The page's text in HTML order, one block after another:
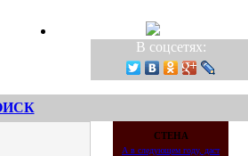
В соцсетях:
СТЕНА
А в следующем году, даст